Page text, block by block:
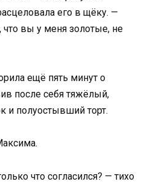
его в щёку. —
что вы у меня золотые, не
ещё пять минут о
после себя тяжёлый,
и полуостывший торт.
что согласился? — тихо